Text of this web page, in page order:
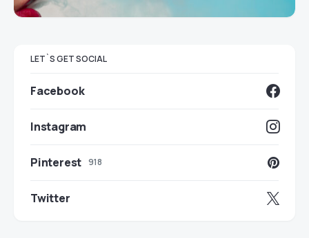
LET`S GET SOCIAL
Facebook
Instagram
Pinterest 918
Twitter